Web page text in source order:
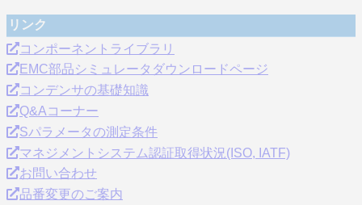
リンク
コンポーネントライブラリ
EMC部品シミュレータダウンロードページ
コンデンサの基礎知識
Q&Aコーナー
Sパラメータの測定条件
マネジメントシステム認証取得状況(ISO, IATF)
お問い合わせ
品番変更のご案内